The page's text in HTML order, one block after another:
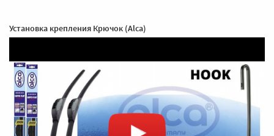
Установка крепления Крючок (Alca)